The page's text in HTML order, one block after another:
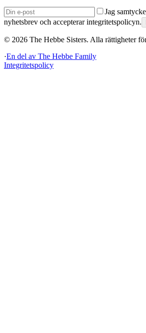
Jag
nyhetsbrev och accepterar integritetspolicyn.
© 2026 The Hebbe Sisters. Alla rättigheter
·En del av The Hebbe Family
Integritetspolicy